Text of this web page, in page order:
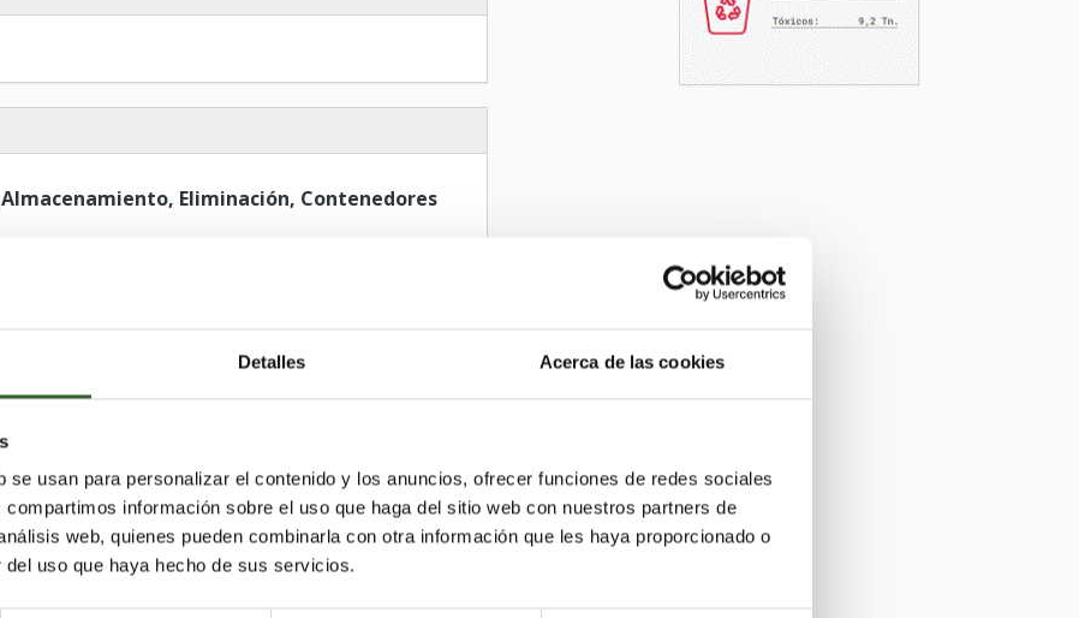
Detalles Acerca de las cookies
se usan para personalizar el contenido y los anuncios, ofrecer funciones de redes sociales
información sobre el uso que haga del sitio web con nuestros partners de
web, quienes pueden combinarla con otra información que les haya proporcionado o
uso que haya hecho de sus servicios.
Eliminación, Contenedores